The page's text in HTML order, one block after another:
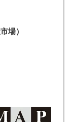
場）